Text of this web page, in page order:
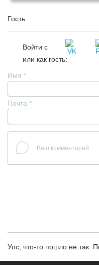
Гость
Войти с
или как гость:
Имя *
Почта *
Упс, что-то пошло не так.